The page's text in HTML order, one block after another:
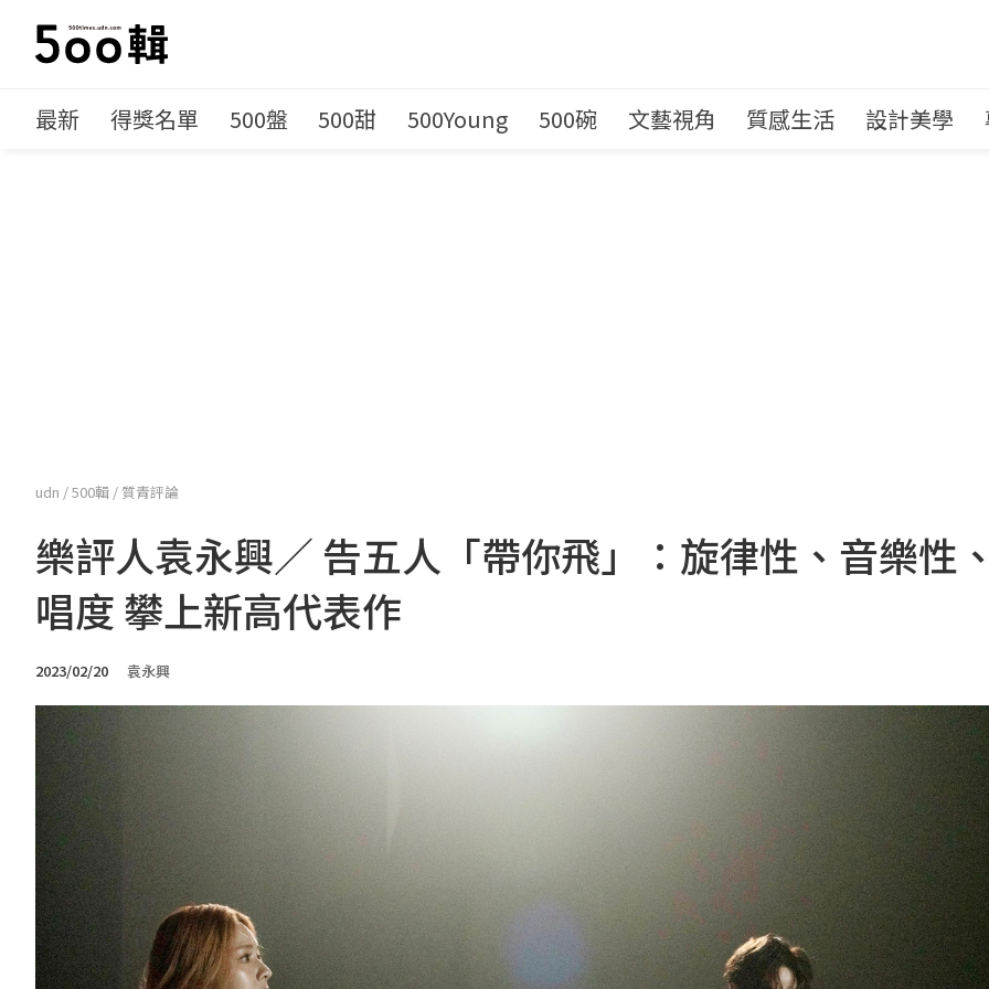
最新 得獎名單 500盤 500甜 500Young 500碗 文藝視角 質感生活 設計美學
udn /500輯 / 質青評論
樂評人袁永興／ 告五人「帶你飛」：旋律性、音樂性
唱度 攀上新高代表作
2023/02/20 袁永興